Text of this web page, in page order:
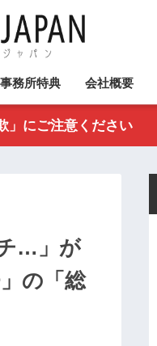
事務所特典 会社概要
」にご注意ください
…‬」が
の「総